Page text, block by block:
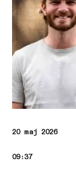
20 maj 2026
09:37